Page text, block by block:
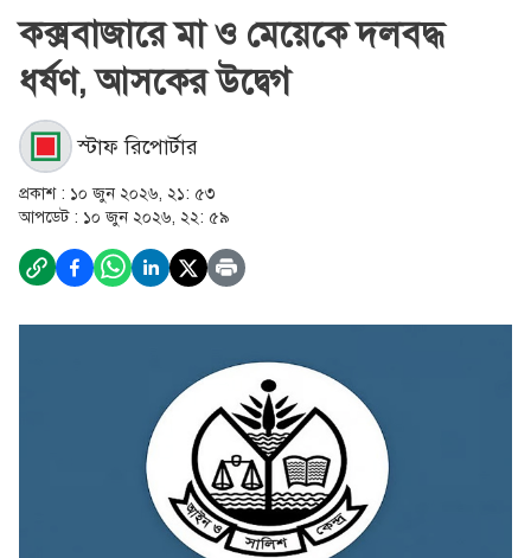
কক্সবাজারে মা ও মেয়েকে দলবদ্ধ
ধর্ষণ, আসকের উদ্বেগ
স্টাফ রিপোর্টার
প্রকাশ : ১০ জুন ২০২৬, ২১: ৫৩
আপডেট : ১০ জুন ২০২৬, ২২: ৫৯